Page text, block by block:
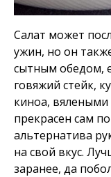
Салат может
ужин, но он
сытным обедом,
говяжий стейк,
киноа,
прекрасен сам
альтернатива
на свой вкус.
заранее, да